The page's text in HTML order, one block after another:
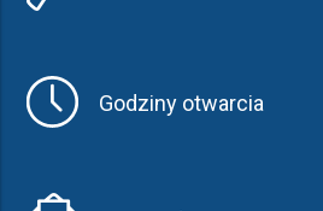
Godziny otwarcia